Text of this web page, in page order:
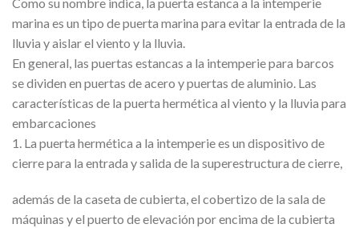
marina es un tipo de puerta marina para evitar la entrada de la
lluvia y aislar el viento y la lluvia.
En general, las puertas estancas a la intemperie para barcos
se dividen en puertas de acero y puertas de aluminio. Las
características de la puerta hermética al viento y la lluvia para
embarcaciones
1. La puerta hermética a la intemperie es un dispositivo de
cierre para la entrada y salida de la superestructura de cierre,
además de la caseta de cubierta, el cobertizo de la sala de
máquinas y el puerto de elevación por encima de la cubierta